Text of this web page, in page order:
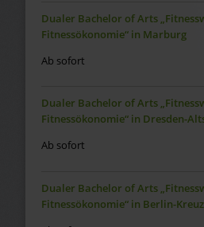
Dualer Bachelor of Arts
Fitnessökonomie“ in Marburg
Ab sofort
Dualer Bachelor of Arts
Fitnessökonomie“ in Dresden-
Ab sofort
Dualer Bachelor of Arts
Fitnessökonomie“ in Berlin-